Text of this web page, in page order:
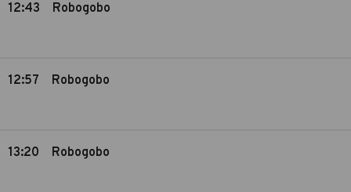
12:43 Robogobo
12:57 Robogobo
13:20 Robogobo